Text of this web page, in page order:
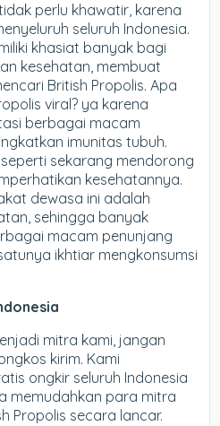
perlu khawatir, karena
seluruh Indonesia.
khasiat banyak bagi
kesehatan, membuat
British Propolis. Apa
viral? ya karena
berbagai macam
imunitas tubuh.
sekarang mendorong
kesehatannya.
dewasa ini adalah
sehingga banyak
macam penunjang
ikhtiar mengkonsumsi
mitra kami, jangan
kirim. Kami
ongkir seluruh Indonesia
memudahkan para mitra
Propolis secara lancar.